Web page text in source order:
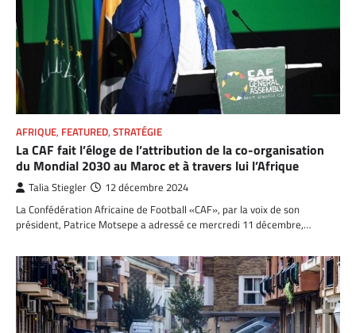
AFRIQUE, FEATURED, STRATÉGIE
La CAF fait l’éloge de l’attribution de la co-organisation
du Mondial 2030 au Maroc et à travers lui l’Afrique
Talia Stiegler 12 décembre 2024
La Confédération Africaine de Football «CAF», par la voix de son
président, Patrice Motsepe a adressé ce mercredi 11 décembre,…